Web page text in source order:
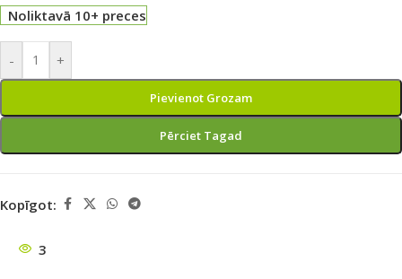
Noliktavā 10+ preces
- +
Pievienot Grozam
Pērciet Tagad
Kopīgot:
3